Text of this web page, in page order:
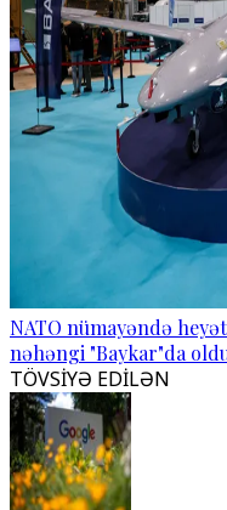
NATO nümayəndə
nəhəngi "Baykar"da
TÖVSİYƏ EDİLƏN